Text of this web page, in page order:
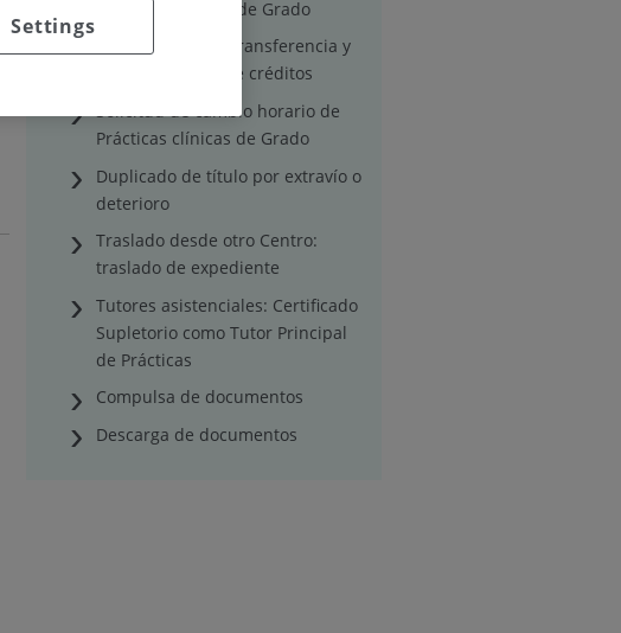
Gestión del título de Grado
Solicitudes de la transferencia y
reconocimiento de créditos
Solicitud de cambio horario de
Prácticas clínicas de Grado
Duplicado de título por extravío o
deterioro
Traslado desde otro Centro:
traslado de expediente
Tutores asistenciales: Certificado
Supletorio como Tutor Principal
de Prácticas
Compulsa de documentos
Descarga de documentos
Settings